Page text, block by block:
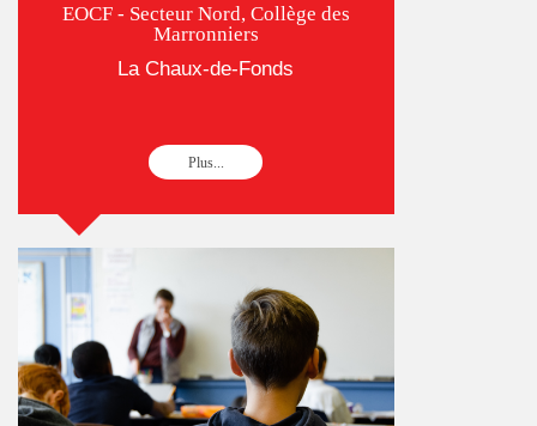
EOCF - Secteur Nord, Collège des
Marronniers
La Chaux-de-Fonds
Plus...